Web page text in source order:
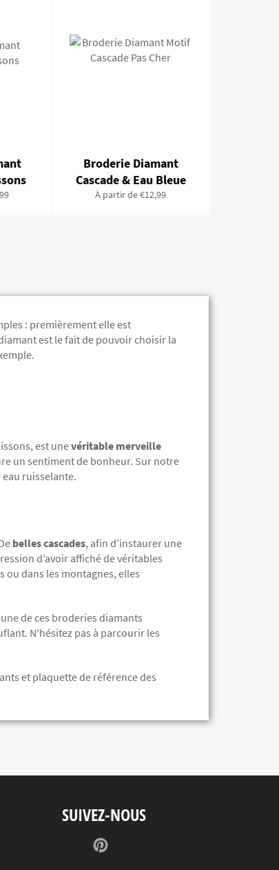
Broderie Diamant
Cascade & Eau Bleue
À partir de €12,99
: premièrement elle est
est le fait de pouvoir choisir la
est unevéritable merveille
un sentiment de bonheur. Sur notre
ruisselante.
belles cascades, afin d’instaurer une
d’avoir affiché de véritables
ou dans les montagnes, elles
de ces broderies diamants
N'hésitez pas à parcourir les
et plaquette de référence des
SUIVEZ-NOUS